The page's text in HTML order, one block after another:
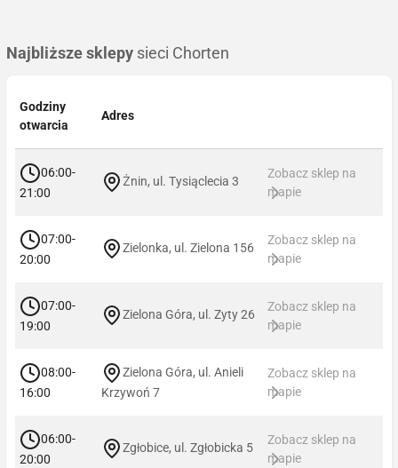
Najbliższe sklepy sieci Chorten
Godziny
otwarcia
Adres
06:00-
21:00
Żnin, ul. Tysiąclecia 3
Zobacz sklep na
mapie
07:00-
20:00
Zielonka, ul. Zielona 156
Zobacz sklep na
mapie
07:00-
19:00
Zielona Góra, ul. Zyty 26
Zobacz sklep na
mapie
08:00-
16:00
Zielona Góra, ul. Anieli
Krzywoń 7
Zobacz sklep na
mapie
06:00-
20:00
Zgłobice, ul. Zgłobicka 5
Zobacz sklep na
mapie